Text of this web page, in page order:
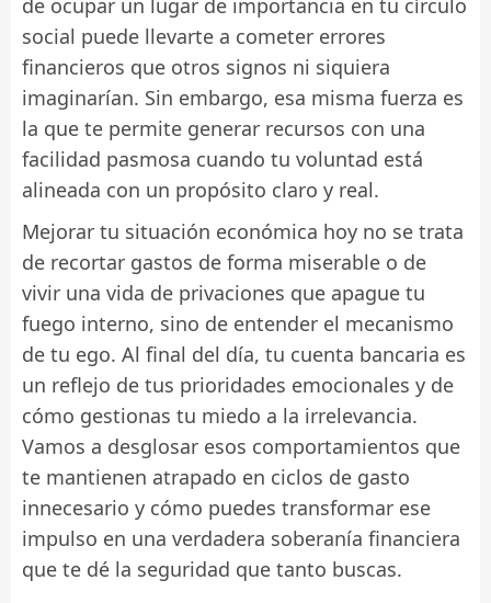
social puede llevarte a cometer errores
financieros que otros signos ni siquiera
imaginarían. Sin embargo, esa misma fuerza es
la que te permite generar recursos con una
facilidad pasmosa cuando tu voluntad está
alineada con un propósito claro y real.
Mejorar tu situación económica hoy no se trata
de recortar gastos de forma miserable o de
vivir una vida de privaciones que apague tu
fuego interno, sino de entender el mecanismo
de tu ego. Al final del día, tu cuenta bancaria es
un reflejo de tus prioridades emocionales y de
cómo gestionas tu miedo a la irrelevancia.
Vamos a desglosar esos comportamientos que
te mantienen atrapado en ciclos de gasto
innecesario y cómo puedes transformar ese
impulso en una verdadera soberanía financiera
que te dé la seguridad que tanto buscas.